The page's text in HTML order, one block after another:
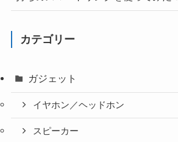
カテゴリー
ガジェット
イヤホン／ヘッドホン
スピーカー